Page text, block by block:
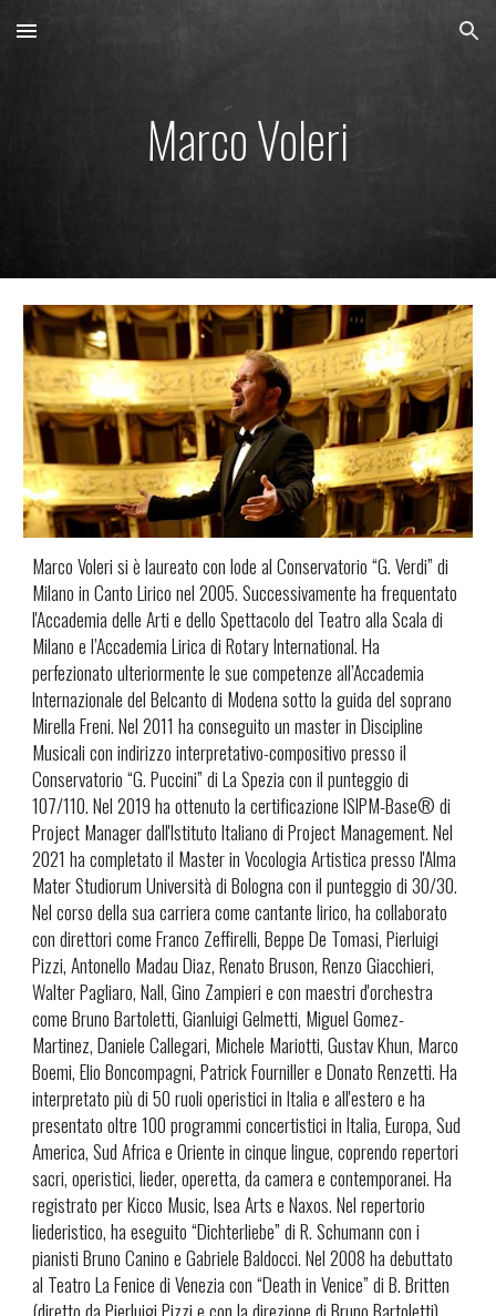
Skip to main content Skip to navigation
Marco Voleri
Marco Voleri si è laureato con lode al Conservatorio “G. Verdi” di
Milano in Canto Lirico nel 2005. Successivamente ha frequentato
l'Accademia delle Arti e dello Spettacolo del Teatro alla Scala di
Milano e l’Accademia Lirica di Rotary International. Ha
perfezionato ulteriormente le sue competenze all’Accademia
Internazionale del Belcanto di Modena sotto la guida del soprano
Mirella Freni. Nel 2011 ha conseguito un master in Discipline
Musicali con indirizzo interpretativo-compositivo presso il
Conservatorio “G. Puccini” di La Spezia con il punteggio di
107/110. Nel 2019 ha ottenuto la certificazione ISIPM-Base® di
Project Manager dall'Istituto Italiano di Project Management. Nel
2021 ha completato il Master in Vocologia Artistica presso l'Alma
Mater Studiorum Università di Bologna con il punteggio di 30/30.
Nel corso della sua carriera come cantante lirico, ha collaborato
con direttori come Franco Zeffirelli, Beppe De Tomasi, Pierluigi
Pizzi, Antonello Madau Diaz, Renato Bruson, Renzo Giacchieri,
Walter Pagliaro, Nall, Gino Zampieri e con maestri d'orchestra
come Bruno Bartoletti, Gianluigi Gelmetti, Miguel Gomez-
Martinez, Daniele Callegari, Michele Mariotti, Gustav Khun, Marco
Boemi, Elio Boncompagni, Patrick Fourniller e Donato Renzetti. Ha
interpretato più di 50 ruoli operistici in Italia e all'estero e ha
presentato oltre 100 programmi concertistici in Italia, Europa, Sud
America, Sud Africa e Oriente in cinque lingue, coprendo repertori
sacri, operistici, lieder, operetta, da camera e contemporanei. Ha
registrato per Kicco Music, Isea Arts e Naxos. Nel repertorio
liederistico, ha eseguito “Dichterliebe” di R. Schumann con i
pianisti Bruno Canino e Gabriele Baldocci. Nel 2008 ha debuttato
al Teatro La Fenice di Venezia con “Death in Venice” di B. Britten
(diretto da Pierluigi Pizzi e con la direzione di Bruno Bartoletti).